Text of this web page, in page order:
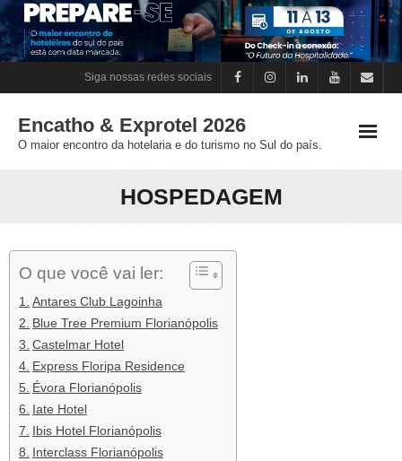
Skip
to
content
Siga nossas redes sociais
Encatho & Exprotel 2026
O maior encontro da hotelaria e do turismo no Sul do país.
HOSPEDAGEM
O que você vai ler:
Antares Club Lagoinha
Blue Tree Premium Florianópolis
Castelmar Hotel
Express Floripa Residence
Évora Florianópolis
Iate Hotel
Ibis Hotel Florianópolis
Interclass Florianópolis